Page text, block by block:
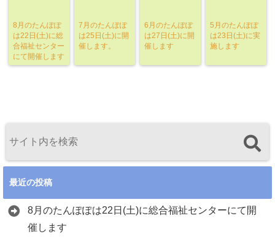
8月のたんぽぽ
は22日(土)に総
合福祉センター
にて開催します
7月のたんぽぽ
は25日(土)に開
催します。
6月のたんぽぽ
は27日(土)に開
催します
5月のたんぽぽ
は23日(土)に実
施します
最近の投稿
8月のたんぽぽは22日(土)に総合福祉センターにて開
催します